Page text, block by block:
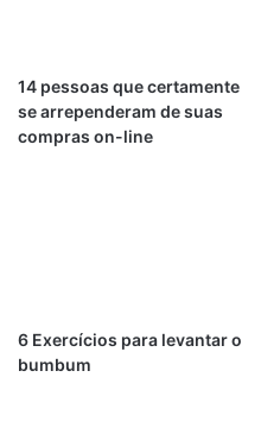
14 pessoas que certamente
se arrependeram de suas
compras on-line
6 Exercícios para levantar o
bumbum